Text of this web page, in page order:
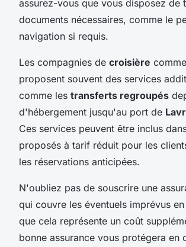
assurez-vous que vous disposez de
documents nécessaires, comme le
navigation si requis.
Les compagnies de croisière comme
proposent souvent des services
comme les transferts regroupés
d'hébergement jusqu'au port de
Ces services peuvent être inclus
proposés à tarif réduit pour les
les réservations anticipées.
N'oubliez pas de souscrire une
qui couvre les éventuels imprévus
que cela représente un coût
bonne assurance vous protégera en